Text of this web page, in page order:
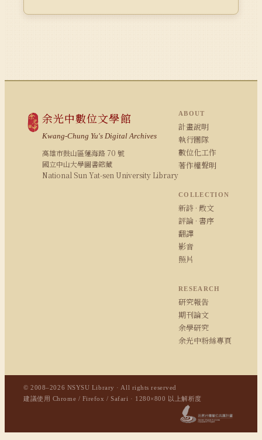
余光中數位文學館
Kwang-Chung Yu's Digital Archives
高雄市鼓山區蓮海路 70 號
國立中山大學圖書館藏
National Sun Yat-sen University Library
ABOUT
計畫說明
執行團隊
數位化工作
著作權聲明
COLLECTION
新詩 · 散文
評論 · 書序
翻譯
影音
照片
RESEARCH
研究報告
期刊論文
余學研究
余光中粉絲專頁
© 2008–2026 NSYSU Library · All rights reserved
建議使用 Chrome / Firefox / Safari · 1280×800 以上解析度